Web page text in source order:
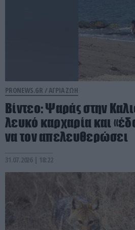
PRONEWS.GR / ΑΓΡΙΑ ΖΩΗ
Βίντεο: Ψαράς στην
λευκό καρχαρία και
να τον απελευθερώσει
31.07.2026 | 18:22